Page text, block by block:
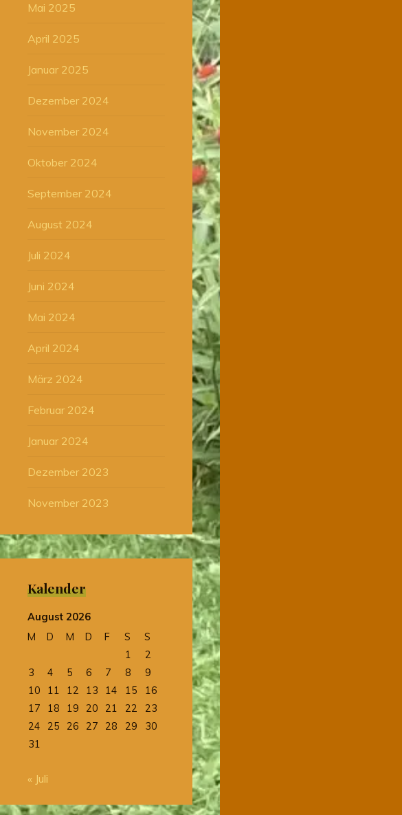
Mai 2025
April 2025
Januar 2025
Dezember 2024
November 2024
Oktober 2024
September 2024
August 2024
Juli 2024
Juni 2024
Mai 2024
April 2024
März 2024
Februar 2024
Januar 2024
Dezember 2023
November 2023
Kalender
August 2026
M
D M D F S
S
1
2
3
4 5 6 7 8
9
10
11 12 13 14 15
16
17
18 19 20 21 22
23
24
25 26 27 28 29
30
31
« Juli